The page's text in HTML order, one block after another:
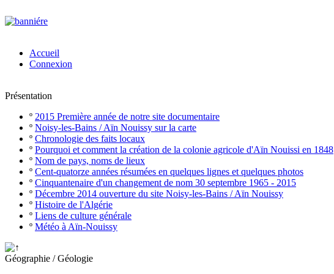
Accueil
Connexion
Présentation
º 2015 Première année de notre site documentaire
º Noisy-les-Bains / Aïn Nouissy sur la carte
º Chronologie des faits locaux
º Pourquoi et comment la création de la colonie agricole d'Aïn Nouissi en 1848
º Nom de pays, noms de lieux
º Cent-quatorze années résumées en quelques lignes et quelques photos
º Cinquantenaire d'un changement de nom 30 septembre 1965 - 2015
º Décembre 2014 ouverture du site Noisy-les-Bains / Aïn Nouissy
º Histoire de l'Algérie
º Liens de culture générale
º Météo à Aïn-Nouissy
Géographie / Géologie